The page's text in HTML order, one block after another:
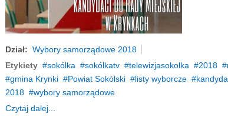
Dział: Wybory samorządowe 2018
Etykiety
sokólka sokólkatv telewizjasokolka 2018
gmina Krynki
Powiat Sokólski listy wyborcze
2018
wybory samorządowe
Czytaj dalej...